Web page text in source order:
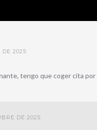
DE 2025
tengo que coger cita
DE 2025